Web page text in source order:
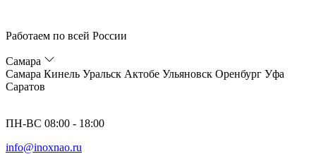
Работаем по всей России
Самара
Самара Кинель Уральск Актобе Ульяновск Оренбург Уфа
Саратов
ПН-ВС 08:00 - 18:00
info@inoxnao.ru